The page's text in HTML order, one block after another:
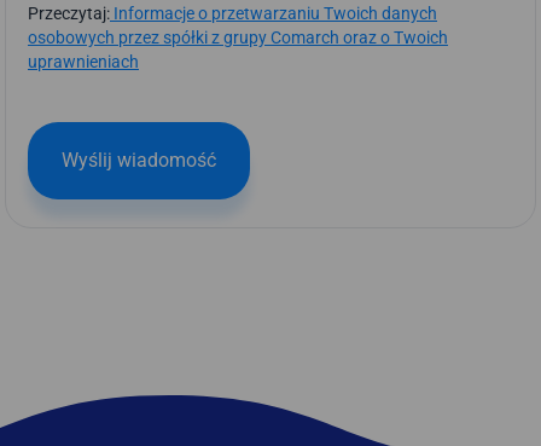
Przeczytaj: Informacje o przetwarzaniu Twoich danych
osobowych przez spółki z grupy Comarch oraz o Twoich
uprawnieniach